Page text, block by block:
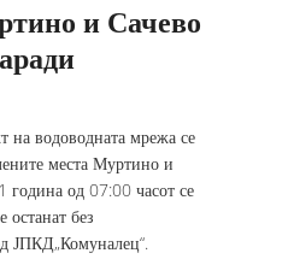
и Сачево
на водоводната мрежа се
места Муртино и
година од 07:00 часот се
останат без
ЈПКД„Комуналец“.